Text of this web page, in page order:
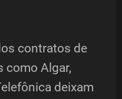
contratos de
como Algar,
deixam